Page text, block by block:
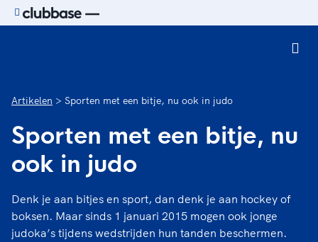
Artikelen Sporten met een bitje, nu ook in judo
Sporten met een bitje, nu
ook in judo
Denk je aan bitjes en sport, dan denk je aan hockey of
boksen. Maar sinds 1 januari 2015 mogen ook jonge
judoka’s tijdens wedstrijden hun tanden beschermen.